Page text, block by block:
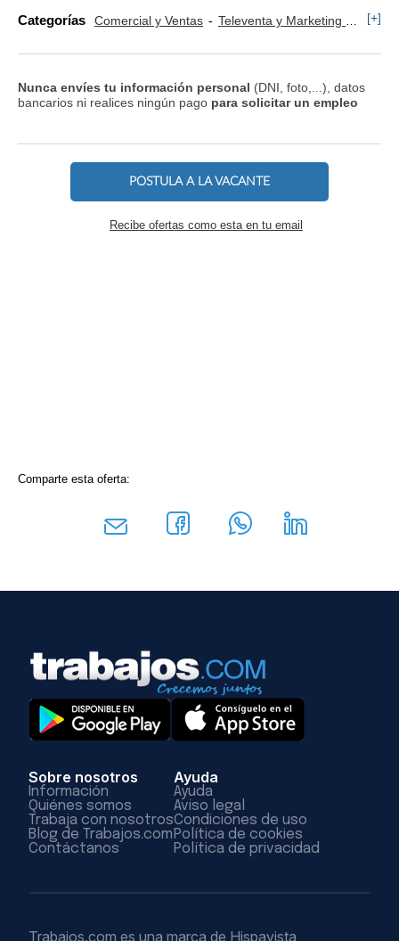
Categorías Comercial y Ventas Televenta y Marketing Telefónico [+]
Nunca envíes tu información personal (DNI, foto,...), datos
bancarios ni realices ningún pago para solicitar un empleo
POSTULA A LA VACANTE
Recibe ofertas como esta en tu email
Comparte esta oferta:
Sobre nosotros
Información
Quiénes somos
Trabaja con nosotros
Blog de Trabajos.com
Contáctanos
Ayuda
Ayuda
Aviso legal
Condiciones de uso
Política de cookies
Política de privacidad
Trabajos.com es una marca de Hispavista